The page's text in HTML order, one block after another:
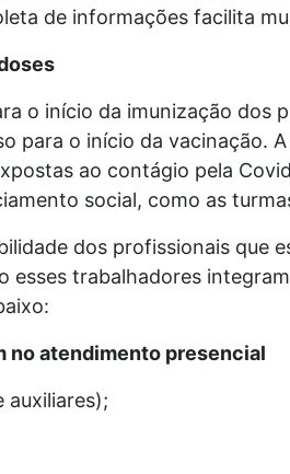
de informações facilita
o início da imunização dos
para o início da vacinação.
ao contágio pela
social, como as
dos profissionais que
esses trabalhadores
no atendimento presencial